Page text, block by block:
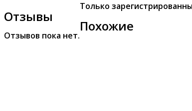
Отзывы
Отзывов пока нет.
Только
Похожие